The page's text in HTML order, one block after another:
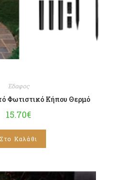
Έδαφος
Φωτιστικό Κήπου Θερμό
15.70€
Στο Καλάθι